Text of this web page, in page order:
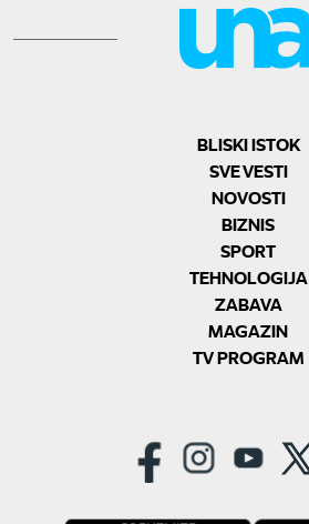
BLISKI ISTOK
SVE VESTI
NOVOSTI
BIZNIS
SPORT
TEHNOLOGIJA
ZABAVA
MAGAZIN
TV PROGRAM